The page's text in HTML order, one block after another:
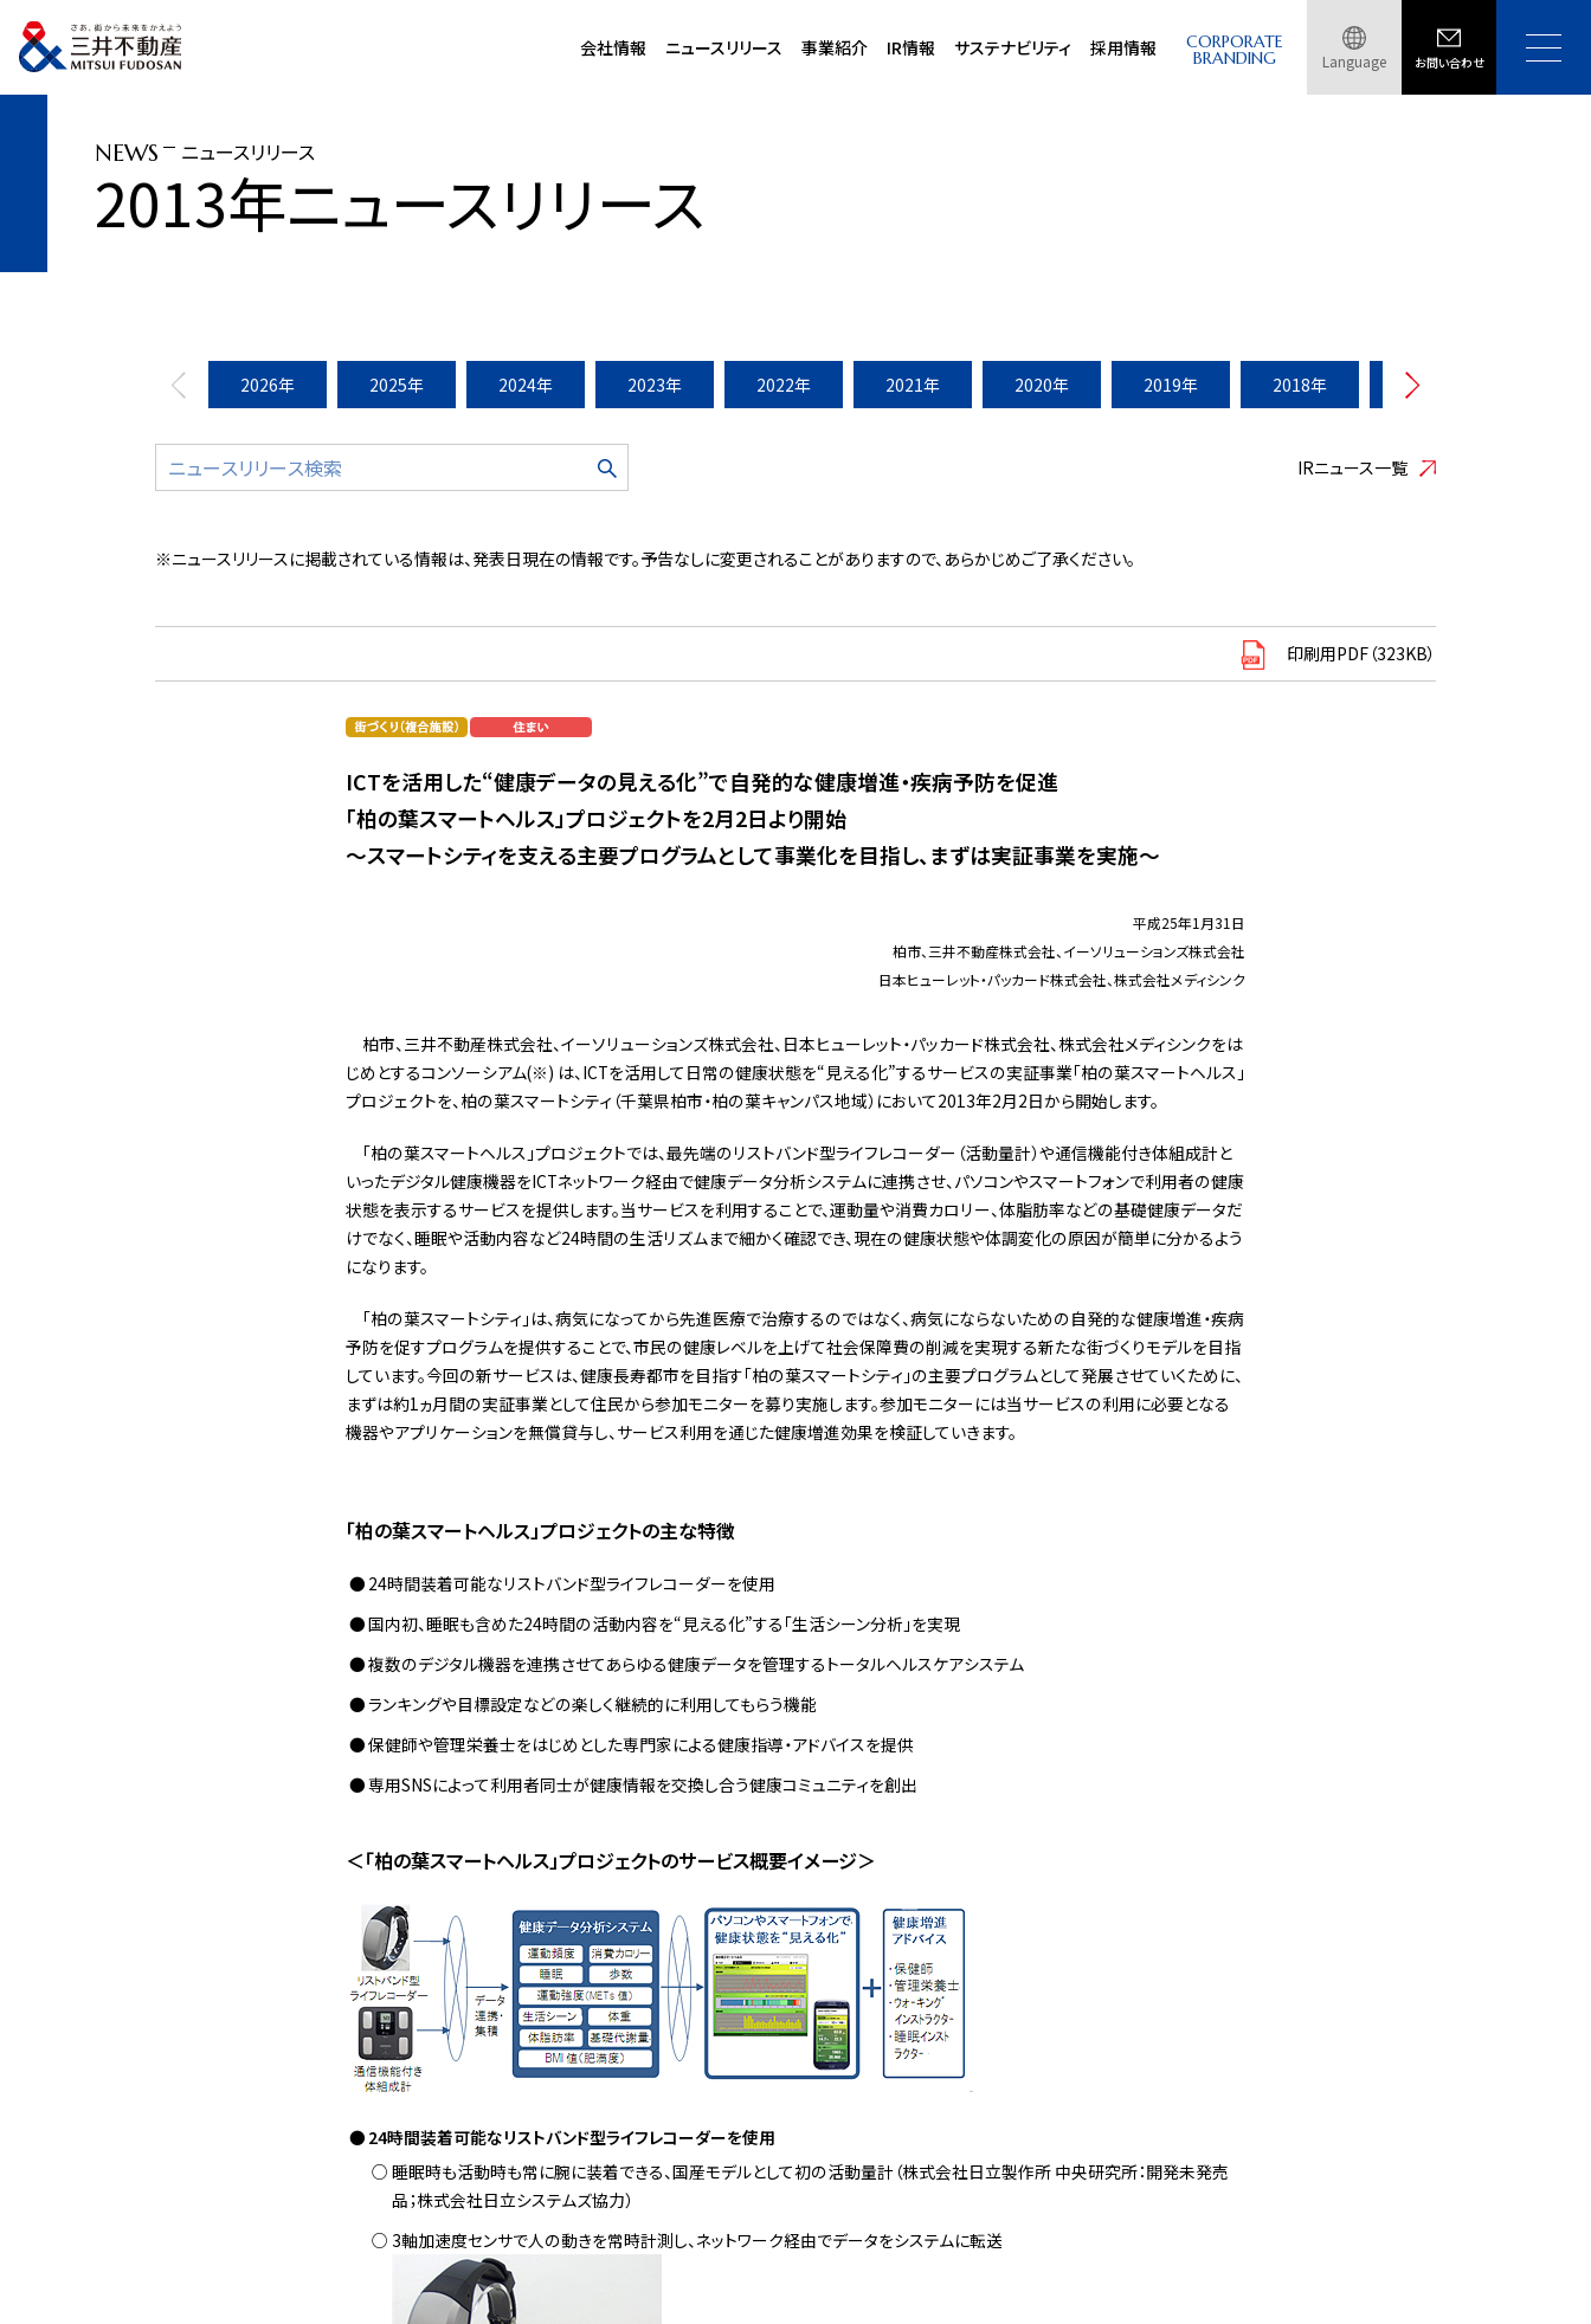
会社情報 ニュースリリース 事業紹介 IR情報 サステナビリティ 採用情報 CORPORATE
BRANDING Language お問い合わせ
トップページ ニュースリリース
NEWS ニュースリリース
2013年ニュースリリース
2026年 2025年 2024年 2023年 2022年 2021年 2020年 2019年 2018年 2017年
IRニュース一覧
※ニュースリリースに掲載されている情報は、発表日現在の情報です。予告なしに変更されることがありますので、あらかじめご了承ください。
印刷用PDF（323KB）
ICTを活用した“健康データの見える化”で自発的な健康増進・疾病予防を促進
「柏の葉スマートヘルス」プロジェクトを2月2日より開始
～スマートシティを支える主要プログラムとして事業化を目指し、まずは実証事業を実施～
平成25年1月31日
柏市、三井不動産株式会社、イーソリューションズ株式会社
日本ヒューレット・パッカード株式会社、株式会社メディシンク
柏市、三井不動産株式会社、イーソリューションズ株式会社、日本ヒューレット・パッカード株式会社、株式会社メディシンクをは
じめとするコンソーシアム(※) は、ICTを活用して日常の健康状態を“見える化”するサービスの実証事業「柏の葉スマートヘルス」
プロジェクトを、柏の葉スマートシティ（千葉県柏市・柏の葉キャンパス地域）において2013年2月2日から開始します。
「柏の葉スマートヘルス」プロジェクトでは、最先端のリストバンド型ライフレコーダー（活動量計）や通信機能付き体組成計と
いったデジタル健康機器をICTネットワーク経由で健康データ分析システムに連携させ、パソコンやスマートフォンで利用者の健康
状態を表示するサービスを提供します。当サービスを利用することで、運動量や消費カロリー、体脂肪率などの基礎健康データだ
けでなく、睡眠や活動内容など24時間の生活リズムまで細かく確認でき、現在の健康状態や体調変化の原因が簡単に分かるよう
になります。
「柏の葉スマートシティ」は、病気になってから先進医療で治療するのではなく、病気にならないための自発的な健康増進・疾病
予防を促すプログラムを提供することで、市民の健康レベルを上げて社会保障費の削減を実現する新たな街づくりモデルを目指
しています。今回の新サービスは、健康長寿都市を目指す「柏の葉スマートシティ」の主要プログラムとして発展させていくために、
まずは約1ヵ月間の実証事業として住民から参加モニターを募り実施します。参加モニターには当サービスの利用に必要となる
機器やアプリケーションを無償貸与し、サービス利用を通じた健康増進効果を検証していきます。
「柏の葉スマートヘルス」プロジェクトの主な特徴
24時間装着可能なリストバンド型ライフレコーダーを使用
国内初、睡眠も含めた24時間の活動内容を“見える化”する「生活シーン分析」を実現
複数のデジタル機器を連携させてあらゆる健康データを管理するトータルヘルスケアシステム
ランキングや目標設定などの楽しく継続的に利用してもらう機能
保健師や管理栄養士をはじめとした専門家による健康指導・アドバイスを提供
専用SNSによって利用者同士が健康情報を交換し合う健康コミュニティを創出
＜「柏の葉スマートヘルス」プロジェクトのサービス概要イメージ＞
24時間装着可能なリストバンド型ライフレコーダーを使用
睡眠時も活動時も常に腕に装着できる、国産モデルとして初の活動量計（株式会社日立製作所 中央研究所：開発未発売
品；株式会社日立システムズ協力）
3軸加速度センサで人の動きを常時計測し、ネットワーク経由でデータをシステムに転送